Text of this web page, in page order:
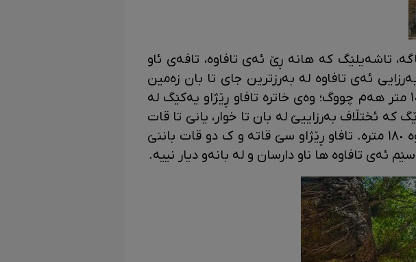
تاشەیلێگ کە هانە ڕێ ئەی تافاوە، تافەی ئاو
ئەی تافاوە لە بەرزترین جای تا بان زەمین
نزیک وە ١٥٠ مترە و تافەی ئاوێ تا ١٠٠ متر هەم چووگ؛ وەی خاترە تافاو ڕێژاو یەکێگ لە
کە ئختڵاف بەرزاییێ لە بان تا خوار، یانێ تا قات
سێمێ کە وە GPS دیاری بۆە نزیک وە ١٨٠ مترە. تافاو ڕێژاو سێ قاتە و ک دو قات باننێ
ئەی تافاوە ها ناو دارسان و لە بانەو دیار نییە.